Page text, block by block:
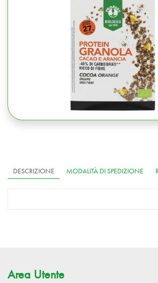
DESCRIZIONE MODALITÀ DI SPEDIZIONE
Area Utente